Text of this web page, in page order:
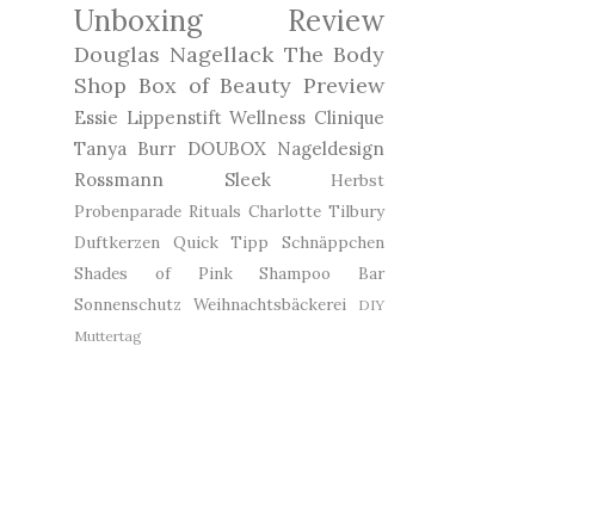
Unboxing Review
Douglas Nagellack The Body
Shop Box of Beauty Preview
Essie Lippenstift Wellness Clinique
Tanya Burr DOUBOX Nageldesign
Rossmann
Sleek
Herbst
Probenparade Rituals Charlotte Tilbury
Duftkerzen
Quick Tipp
Schnäppchen
Shades of Pink
Shampoo Bar
Sonnenschutz
Weihnachtsbäckerei
DIY
Muttertag